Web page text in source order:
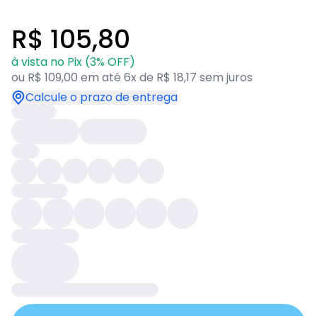
R$ 105,80
à vista no Pix (3% OFF)
ou R$ 109,00 em até 6x de R$ 18,17 sem juros
Calcule o prazo de entrega